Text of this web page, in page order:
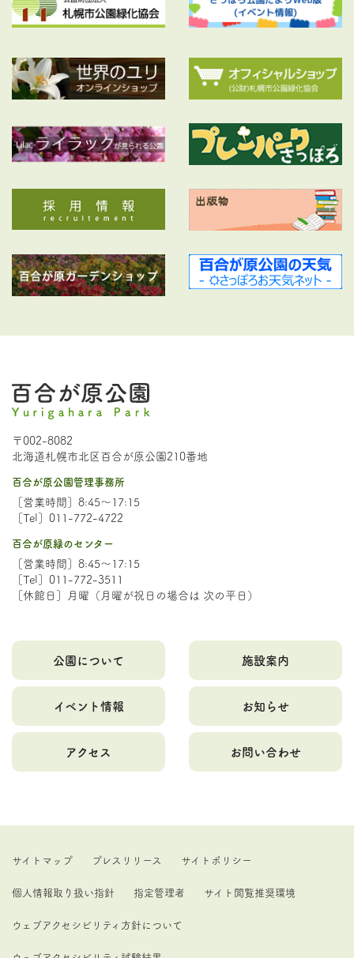
〒002-8082
北海道札幌市北区百合が原公園210番地
百合が原公園管理事務所
［営業時間］8:45～17:15
［Tel］011-772-4722
百合が原緑のセンター
［営業時間］8:45～17:15
［Tel］011-772-3511
［休館日］月曜（月曜が祝日の場合は 次の平日）
公園について 施設案内
イベント情報 お知らせ
アクセス お問い合わせ
サイトマップ プレスリリース サイトポリシー
個人情報取り扱い指針 指定管理者 サイト閲覧推奨環境
ウェブアクセシビリティ方針について